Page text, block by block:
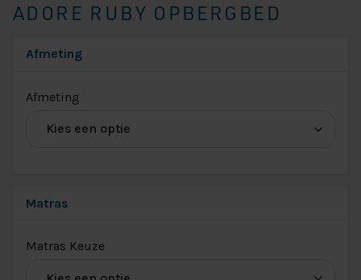
ADORE RUBY OPBERGBED
Afmeting
Afmeting
Matras
Matras Keuze
Adore